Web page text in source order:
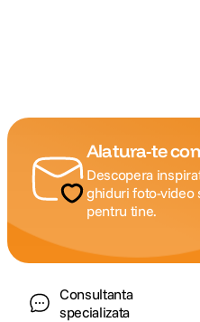
Alatura-te
Descopera
ghiduri foto-video
pentru tine.
Consultanta
specializata